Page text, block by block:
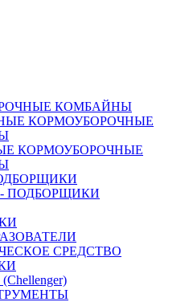
КОМБАЙНЫ
КОРМОУБОРОЧНЫЕ
КОРМОУБОРОЧНЫЕ
ПОДБОРЩИКИ
СРЕДСТВО